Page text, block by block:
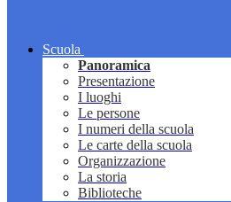
Scuola
Panoramica
Presentazione
I luoghi
Le persone
I numeri della scuola
Le carte della scuola
Organizzazione
La storia
Biblioteche